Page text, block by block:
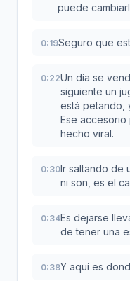
puede
0:19Seguro que
0:22Un día se
siguiente un
está petando,
Ese
hecho viral.
0:30Ir saltando de
ni son, es el
0:34Es dejarse
de tener una
0:38Y aquí es